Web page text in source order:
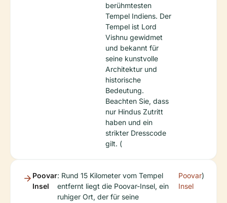
berühmtesten
Tempel Indiens. Der
Tempel ist Lord
Vishnu gewidmet
und bekannt für
seine kunstvolle
Architektur und
historische
Bedeutung.
Beachten Sie, dass
nur Hindus Zutritt
haben und ein
strikter Dresscode
gilt. (
Poovar
Insel
: Rund 15 Kilometer vom Tempel
entfernt liegt die Poovar-Insel, ein
ruhiger Ort, der für seine
Poovar
Insel
)